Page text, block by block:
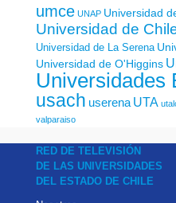
umce UNAP Universidad
Universidad de
Universidad de La Serena
Universidad de O'Higgins
Universidades
usach userena UTA
valparaiso
RED DE TELEVISIÓN
DE LAS UNIVERSIDADES
DEL ESTADO DE CHILE